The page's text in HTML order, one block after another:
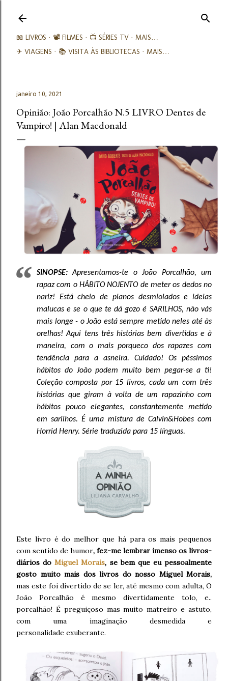
📖 LIVROS 📽️ FILMES 📺 SÉRIES TV
MAIS…
✈ VIAGENS
📚︎ VISITA ÀS BIBLIOTECAS MAIS…
janeiro 10, 2021
Opinião: João Porcalhão N.5 LIVRO Dentes de
Vampiro! | Alan Macdonald
SINOPSE: Apresentamos-te o João Porcalhão, um
rapaz com o HÁBITO NOJENTO de meter os dedos no
nariz! Está cheio de planos desmiolados e ideias
malucas e se o que te dá gozo é SARILHOS, não vás
mais longe - o João está sempre metido neles até às
orelhas! Aqui tens três histórias bem divertidas e à
maneira, com o mais porqueco dos rapazes com
tendência para a asneira. Cuidado! Os péssimos
hábitos do João podem muito bem pegar-se a ti!
Coleção composta por 15 livros, cada um com três
histórias que giram à volta de um rapazinho com
hábitos pouco elegantes, constantemente metido
em sarilhos. É uma mistura de Calvin&Hobes com
Horrid Henry. Série traduzida para 15 línguas.
Este livro é do melhor que há para os mais pequenos
com sentido de humor, fez-me lembrar imenso os livros-
diários do Miguel Morais, se bem que eu pessoalmente
gosto muito mais dos livros do nosso Miguel Morais,
mas este foi divertido de se ler, até mesmo com adulta, O
João Porcalhão é mesmo divertidamente tolo, e..
porcalhão! É preguiçoso mas muito matreiro e astuto,
com uma imaginação desmedida e
personalidade exuberante.